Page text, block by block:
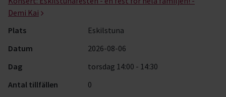
Demi Kai
Plats
Eskilstuna
Datum
2026-08-06
Dag
torsdag 14:00 - 14:30
Antal tillfällen
0